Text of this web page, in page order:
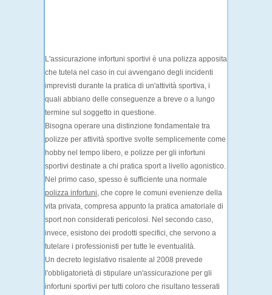
L'assicurazione infortuni sportivi è una polizza apposita
che tutela nel caso in cui avvengano degli incidenti
imprevisti durante la pratica di un'attività sportiva, i
quali abbiano delle conseguenze a breve o a lungo
termine sul soggetto in questione.
Bisogna operare una distinzione fondamentale tra
polizze per attività sportive svolte semplicemente come
hobby nel tempo libero, e polizze per gli infortuni
sportivi destinate a chi pratica sport a livello agonistico.
Nel primo caso, spesso è sufficiente una normale
polizza infortuni, che copre le comuni evenienze della
vita privata, compresa appunto la pratica amatoriale di
sport non considerati pericolosi. Nel secondo caso,
invece, esistono dei prodotti specifici, che servono a
tutelare i professionisti per tutte le eventualità.
Un decreto legislativo risalente al 2008 prevede
l'obbligatorietà di stipulare un'assicurazione per gli
infortuni sportivi per tutti coloro che risultano tesserati